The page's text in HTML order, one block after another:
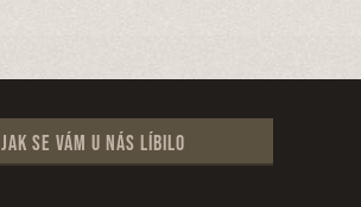
Jak se vám u nás líbilo